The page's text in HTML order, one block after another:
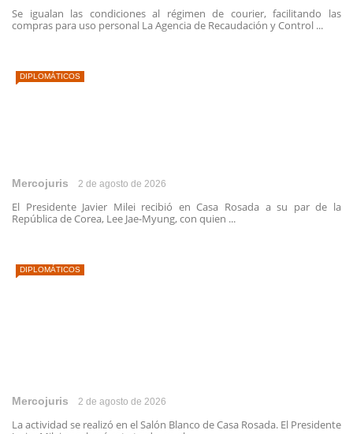
Se igualan las condiciones al régimen de courier, facilitando las
compras para uso personal La Agencia de Recaudación y Control ...
DIPLOMÁTICOS
Mercojuris 2 de agosto de 2026
El Presidente Javier Milei recibió en Casa Rosada a su par de la
República de Corea, Lee Jae-Myung, con quien ...
DIPLOMÁTICOS
Mercojuris 2 de agosto de 2026
La actividad se realizó en el Salón Blanco de Casa Rosada. El Presidente